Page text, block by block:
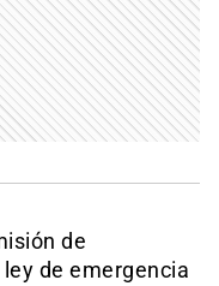
de
de emergencia